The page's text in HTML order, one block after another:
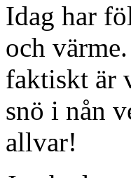
Idag har
och
faktiskt är
snö i nån
allvar!